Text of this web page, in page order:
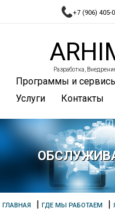
+7 (906) 405-
Разработка,
Программы и
Услуги
Контакты
ГЛАВНАЯ |ГДЕ МЫ РАБОТАЕМ |